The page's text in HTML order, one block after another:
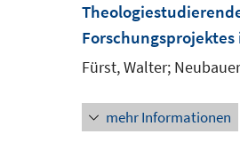
Fürst, Walter;
mehr Informationen